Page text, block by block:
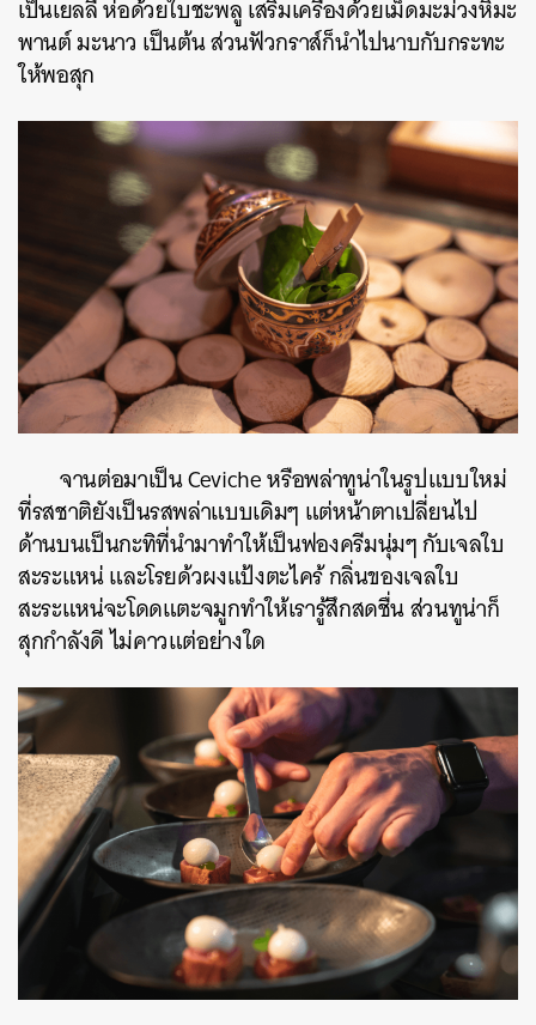
เป็นเยลลี่ ห่อด้วยใบชะพลู เสริมเครื่องด้วยเม็ดมะม่วงหิมะ
พานต์ มะนาว เป็นต้น ส่วนฟัวกราส์ก็นำไปนาบกับกระทะ
ให้พอสุก
จานต่อมาเป็น Ceviche หรือพล่าทูน่าในรูปแบบใหม่
ที่รสชาติยังเป็นรสพล่าแบบเดิมๆ แต่หน้าตาเปลี่ยนไป
ด้านบนเป็นกะทิที่นำมาทำให้เป็นฟองครีมนุ่มๆ กับเจลใบ
สะระแหน่ และโรยด้วผงแป้งตะไคร้ กลิ่นของเจลใบ
สะระแหน่จะโดดแตะจมูกทำให้เรารู้สึกสดชื่น ส่วนทูน่าก็
สุกกำลังดี ไม่คาวแต่อย่างใด